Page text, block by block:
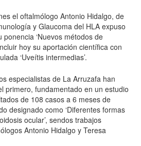
el oftalmólogo Antonio Hidalgo, de
y Glaucoma del HLA expuso
‘Nuevos métodos de
hoy su aportación científica con
‘Uveítis intermedias’.
especialistas de La Arruzafa han
primero, fundamentado en un estudio
de 108 casos a 6 meses de
designado como ‘Diferentes formas
ocular’, sendos trabajos
Antonio Hidalgo y Teresa